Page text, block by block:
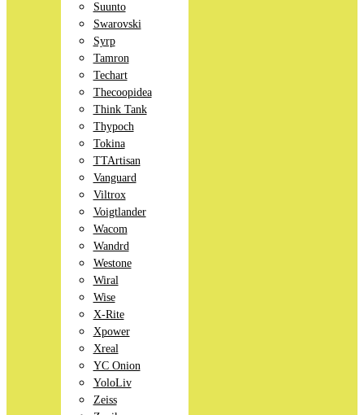
Suunto
Swarovski
Syrp
Tamron
Techart
Thecoopidea
Think Tank
Thypoch
Tokina
TTArtisan
Vanguard
Viltrox
Voigtlander
Wacom
Wandrd
Westone
Wiral
Wise
X-Rite
Xpower
Xreal
YC Onion
YoloLiv
Zeiss